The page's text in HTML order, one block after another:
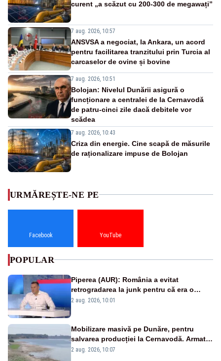
curent „a scăzut cu 200-300 de megawați”
7 aug. 2026, 10:57
ANSVSA a negociat, la Ankara, un acord
pentru facilitarea tranzitului prin Turcia al
carcaselor de ovine și bovine
7 aug. 2026, 10:51
Bolojan: Nivelul Dunării asigură o
funcționare a centralei de la Cernavodă
de patru-cinci zile dacă debitele vor
scădea
7 aug. 2026, 10:43
Criza din energie. Cine scapă de măsurile
de raționalizare impuse de Bolojan
URMĂREȘTE-NE PE
Facebook YouTube
POPULAR
Piperea (AUR): România a evitat
retrogradarea la junk pentru că era o
catastrofă pentru bănci și fondurile de
2 aug. 2026, 10:01
Mobilizare masivă pe Dunăre, pentru
salvarea producției la Cernavodă. Armata
va detona o stâncă și va devia apa
2 aug. 2026, 10:07